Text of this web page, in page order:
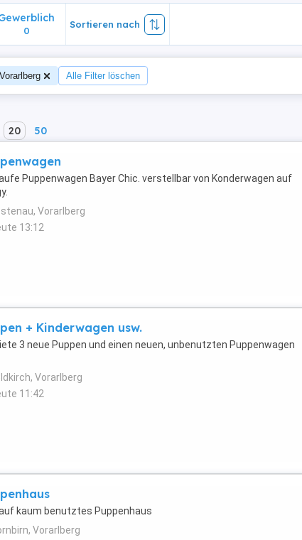
0
Sortieren nach
Vorarlberg Alle Filter löschen
20 50
Puppenwagen Bayer Chic. verstellbar von Konderwagen auf
Vorarlberg
13:12
+ Kinderwagen usw.
3 neue Puppen und einen neuen, unbenutzten Puppenwagen
Vorarlberg
11:42
kaum benutztes Puppenhaus
Vorarlberg